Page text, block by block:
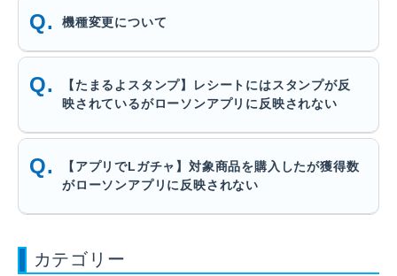
機種変更について
【たまるよスタンプ】レシートにはスタンプが反
映されているがローソンアプリに反映されない
【アプリでLガチャ】対象商品を購入したが獲得数
がローソンアプリに反映されない
カテゴリー